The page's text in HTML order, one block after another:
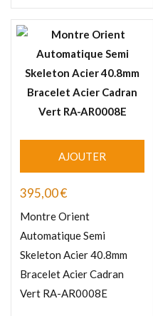
AJOUTER
395,00€
Montre Orient
Automatique Semi
Skeleton Acier 40.8mm
Bracelet Acier Cadran
Vert RA-AR0008E